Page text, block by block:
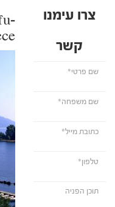
צרו עימנו
קשר